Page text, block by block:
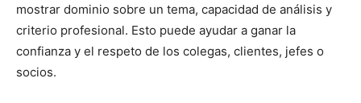
mostrar dominio sobre un tema, capacidad de análisis y
criterio profesional. Esto puede ayudar a ganar la
confianza y el respeto de los colegas, clientes, jefes o
socios.